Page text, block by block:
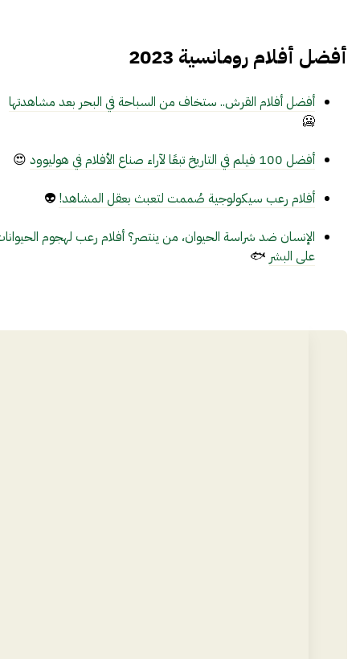
أفضل أفلام رومانسية 2023
أفضل أفلام القرش.. ستخاف من السباحة في البحر بعد مشاهدتها
🥶
أفضل 100 فيلم في التاريخ تبعًا لآراء صناع الأفلام في هوليوود
😍
أفلام رعب سيكولوجية صُممت لتعبث بعقل المشاهد! 👽
الإنسان ضد شراسة الحيوان، من ينتصر؟ أفلام رعب لهجوم
على البشر 🐟